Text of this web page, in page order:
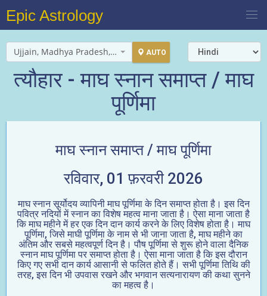
Epic Astrology
Ujjain, Madhya Pradesh, India AUTO
त्यौहार - माघ स्नान समाप्त / माघ
पूर्णिमा
माघ स्नान समाप्त / माघ पूर्णिमा
रविवार, 01 फ़रवरी 2026
माघ स्नान सूर्योदय व्यापिनी माघ पूर्णिमा के दिन समाप्त होता है। इस दिन
पवित्र नदियों में स्नान का विशेष महत्व माना जाता है। ऐसा माना जाता है
कि माघ महीने में हर एक दिन दान कार्य करने के लिए विशेष होता है। माघ
पूर्णिमा, जिसे माघी पूर्णिमा के नाम से भी जाना जाता है, माघ महीने का
अंतिम और सबसे महत्वपूर्ण दिन है। पौष पूर्णिमा से शुरू होने वाला दैनिक
स्नान माघ पूर्णिमा पर समाप्त होता है। ऐसा माना जाता है कि इस दौरान
किए गए सभी दान कार्य आसानी से फलित होते हैं। सभी पूर्णिमा तिथि की
तरह, इस दिन भी उपवास रखने और भगवान सत्यनारायण की कथा सुनने
का महत्व है।